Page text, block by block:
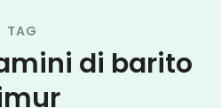
TAG
di barito